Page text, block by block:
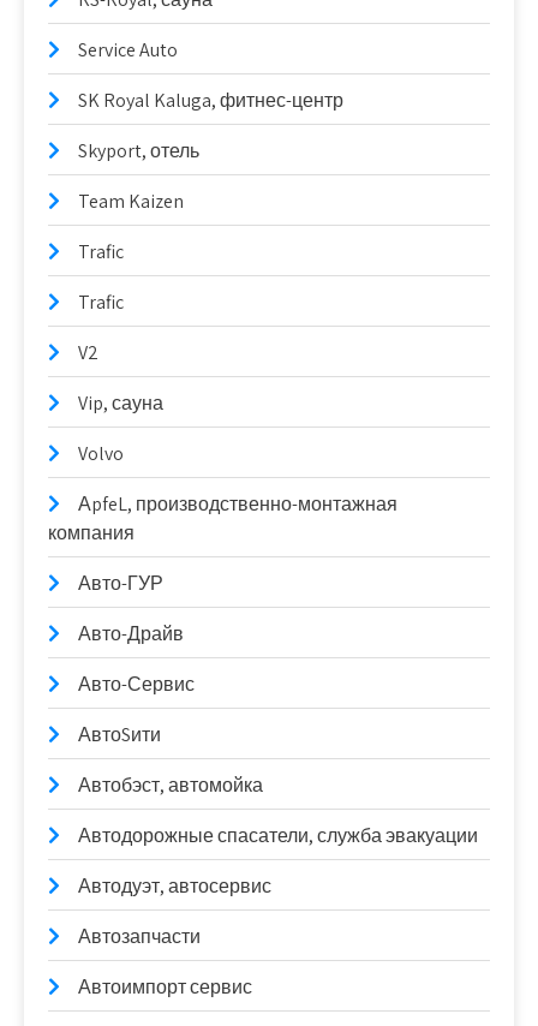
Service Auto
SK Royal Kaluga, фитнес-центр
Skyport, отель
Team Kaizen
Trafic
Trafic
V2
Vip, сауна
Volvo
АpfeL, производственно-монтажная
компания
Авто-ГУР
Авто-Драйв
Авто-Сервис
АвтоSити
Автобэст, автомойка
Автодорожные спасатели, служба эвакуации
Автодуэт, автосервис
Автозапчасти
Автоимпорт сервис